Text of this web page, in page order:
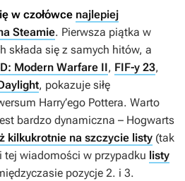
w czołówce najlepiej
Steamie. Pierwsza piątka w
składa się z samych hitów, a
Modern Warfare II, FIF-y 23,
, pokazuje siłę
Harry’ego Pottera. Warto
bardzo dynamiczna – Hogwarts
kilkukrotnie na szczycie listy (tak
wiadomości w przypadku listy
pozycje 2. i 3.